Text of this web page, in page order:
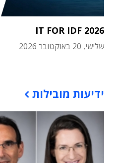
IT FOR IDF 2026
שלישי, 20 באוקטובר 2026
ידיעות מובילות